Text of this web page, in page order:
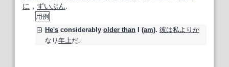
に ， ずいぶん.
用例
He's considerably older than I (am). 彼は私よりか
なり年上だ.